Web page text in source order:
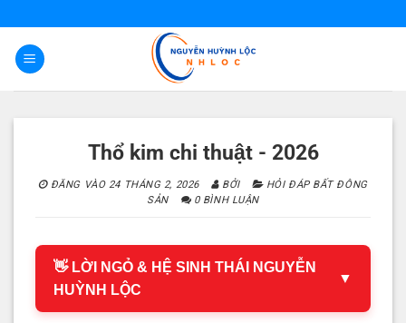
nội
dung
Thổ kim chi thuật - 2026
ĐĂNG VÀO 24 THÁNG 2, 2026 BỞI
HỎI ĐÁP BẤT ĐÔNG
SẢN
0 BÌNH LUẬN
👋 LỜI NGỎ & HỆ SINH THÁI NGUYỄN
HUỲNH LỘC
▼